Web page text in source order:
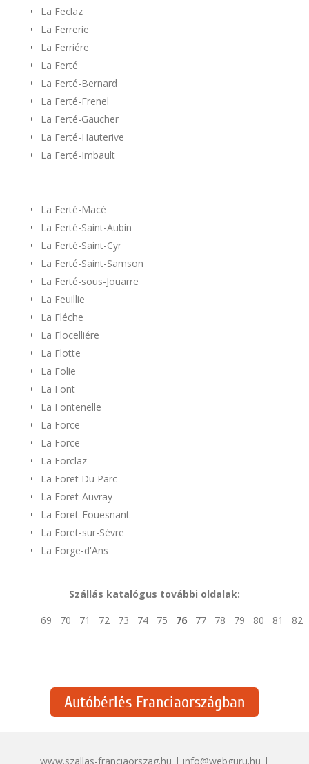
La Feclaz
La Ferrerie
La Ferriére
La Ferté
La Ferté-Bernard
La Ferté-Frenel
La Ferté-Gaucher
La Ferté-Hauterive
La Ferté-Imbault
La Ferté-Macé
La Ferté-Saint-Aubin
La Ferté-Saint-Cyr
La Ferté-Saint-Samson
La Ferté-sous-Jouarre
La Feuillie
La Fléche
La Flocelliére
La Flotte
La Folie
La Font
La Fontenelle
La Force
La Force
La Forclaz
La Foret Du Parc
La Foret-Auvray
La Foret-Fouesnant
La Foret-sur-Sévre
La Forge-d'Ans
Szállás katalógus további oldalak:
69
70 71 72 73 74 75 76 77 78 79 80 81 82
Autóbérlés Franciaországban
www.szallas-franciaorszag.hu | info@webguru.hu |